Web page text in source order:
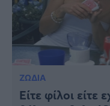
ΖΩΔΙΑ
Είτε φίλοι